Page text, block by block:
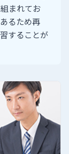
まれてお
るため再
することが